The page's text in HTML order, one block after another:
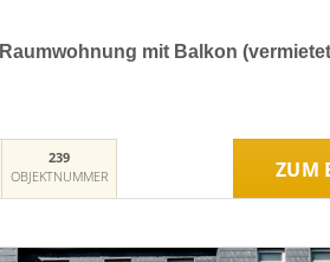
mit Balkon
239
OBJEKTNUMMER
ZUM